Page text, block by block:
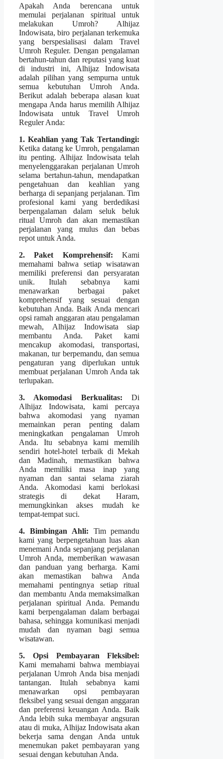
Apakah Anda berencana untuk
memulai perjalanan spiritual untuk
melakukan Umroh? Alhijaz
Indowisata, biro perjalanan terkemuka
yang berspesialisasi dalam Travel
Umroh Reguler. Dengan pengalaman
bertahun-tahun dan reputasi yang kuat
di industri ini, Alhijaz Indowisata
adalah pilihan yang sempurna untuk
semua kebutuhan Umroh Anda.
Berikut adalah beberapa alasan kuat
mengapa Anda harus memilih Alhijaz
Indowisata untuk Travel Umroh
Reguler Anda:
1. Keahlian yang Tak Tertandingi:
Ketika datang ke Umroh, pengalaman
itu penting. Alhijaz Indowisata telah
menyelenggarakan perjalanan Umroh
selama bertahun-tahun, mendapatkan
pengetahuan dan keahlian yang
berharga di sepanjang perjalanan. Tim
profesional kami yang berdedikasi
berpengalaman dalam seluk beluk
ritual Umroh dan akan memastikan
perjalanan yang mulus dan bebas
repot untuk Anda.
2. Paket Komprehensif: Kami
memahami bahwa setiap wisatawan
memiliki preferensi dan persyaratan
unik. Itulah sebabnya kami
menawarkan berbagai paket
komprehensif yang sesuai dengan
kebutuhan Anda. Baik Anda mencari
opsi ramah anggaran atau pengalaman
mewah, Alhijaz Indowisata siap
membantu Anda. Paket kami
mencakup akomodasi, transportasi,
makanan, tur berpemandu, dan semua
pengaturan yang diperlukan untuk
membuat perjalanan Umroh Anda tak
terlupakan.
3. Akomodasi Berkualitas: Di
Alhijaz Indowisata, kami percaya
bahwa akomodasi yang nyaman
memainkan peran penting dalam
meningkatkan pengalaman Umroh
Anda. Itu sebabnya kami memilih
sendiri hotel-hotel terbaik di Mekah
dan Madinah, memastikan bahwa
Anda memiliki masa inap yang
nyaman dan santai selama ziarah
Anda. Akomodasi kami berlokasi
strategis di dekat Haram,
memungkinkan akses mudah ke
tempat-tempat suci.
4. Bimbingan Ahli: Tim pemandu
kami yang berpengetahuan luas akan
menemani Anda sepanjang perjalanan
Umroh Anda, memberikan wawasan
dan panduan yang berharga. Kami
akan memastikan bahwa Anda
memahami pentingnya setiap ritual
dan membantu Anda memaksimalkan
perjalanan spiritual Anda. Pemandu
kami berpengalaman dalam berbagai
bahasa, sehingga komunikasi menjadi
mudah dan nyaman bagi semua
wisatawan.
5. Opsi Pembayaran Fleksibel:
Kami memahami bahwa membiayai
perjalanan Umroh Anda bisa menjadi
tantangan. Itulah sebabnya kami
menawarkan opsi pembayaran
fleksibel yang sesuai dengan anggaran
dan preferensi keuangan Anda. Baik
Anda lebih suka membayar angsuran
atau di muka, Alhijaz Indowisata akan
bekerja sama dengan Anda untuk
menemukan paket pembayaran yang
sesuai dengan kebutuhan Anda.